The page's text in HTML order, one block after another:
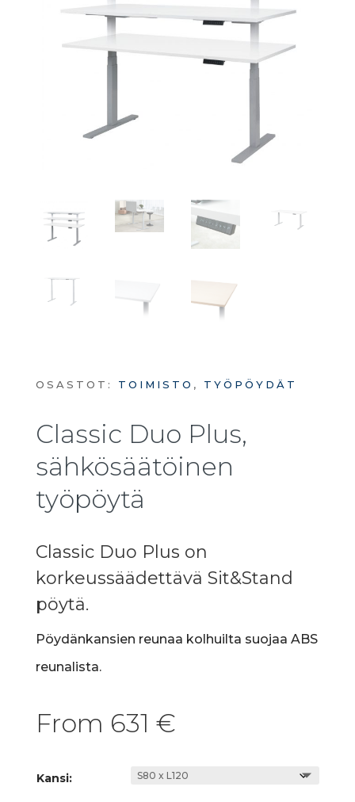
OSASTOT: TOIMISTO , TYÖPÖYDÄT
Classic Duo Plus,
sähkösäätöinen
työpöytä
Classic Duo Plus on
korkeussäädettävä Sit&Stand
pöytä.
Pöydänkansien reunaa kolhuilta suojaa ABS
reunalista.
From 631 €
Kansi: